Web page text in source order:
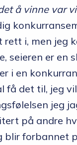
å vinne var
rett i, men jeg
seieren er en
i en
få det til, jeg
jeg
på andre
blir forbannet